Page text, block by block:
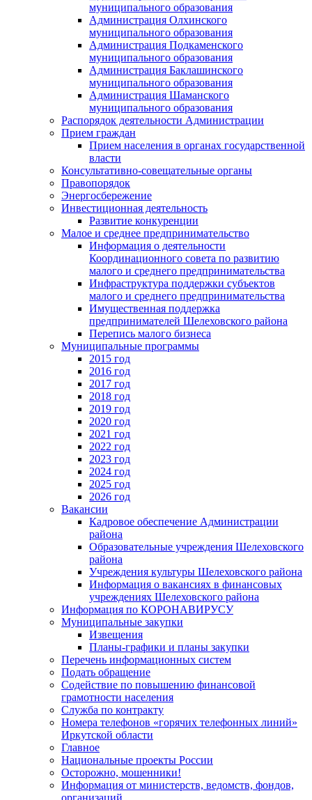
муниципального образования
Администрация Олхинского
муниципального образования
Администрация Подкаменского
муниципального образования
Администрация Баклашинского
муниципального образования
Администрация Шаманского
муниципального образования
Распорядок деятельности Администрации
Прием граждан
Прием населения в органах государственной
власти
Консультативно-совещательные органы
Правопорядок
Энергосбережение
Инвестиционная деятельность
Развитие конкуренции
Малое и среднее предпринимательство
Информация о деятельности
Координационного совета по развитию
малого и среднего предпринимательства
Инфраструктура поддержки субъектов
малого и среднего предпринимательства
Имущественная поддержка
предпринимателей Шелеховского района
Перепись малого бизнеса
Муниципальные программы
2015 год
2016 год
2017 год
2018 год
2019 год
2020 год
2021 год
2022 год
2023 год
2024 год
2025 год
2026 год
Вакансии
Кадровое обеспечение Администрации
района
Образовательные учреждения Шелеховского
района
Учреждения культуры Шелеховского района
Информация о вакансиях в финансовых
учреждениях Шелеховского района
Информация по КОРОНАВИРУСУ
Муниципальные закупки
Извещения
Планы-графики и планы закупки
Перечень информационных систем
Подать обращение
Содействие по повышению финансовой
грамотности населения
Служба по контракту
Номера телефонов «горячих телефонных линий»
Иркутской области
Главное
Национальные проекты России
Осторожно, мошенники!
Информация от министерств, ведомств, фондов,
организаций